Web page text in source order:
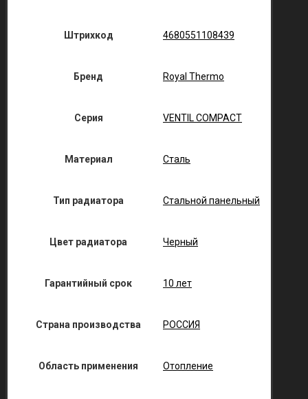
Штрихкод 4680551108439
Бренд Royal Thermo
Серия VENTIL COMPACT
Материал Сталь
Тип радиатора Стальной панельный
Цвет радиатора Черный
Гарантийный срок 10 лет
Страна производства РОССИЯ
Область применения Отопление